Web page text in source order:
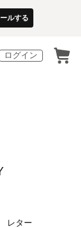
ルする
ログイン
レター